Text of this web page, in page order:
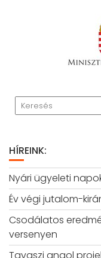
HÍREINK:
Nyári ügyeleti
Év végi jutalom-
Csodálatos
versenyen